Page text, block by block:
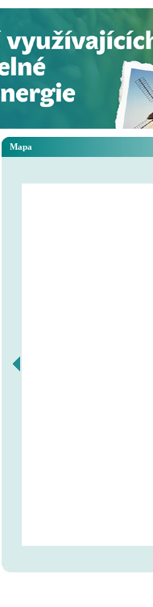
Mapa